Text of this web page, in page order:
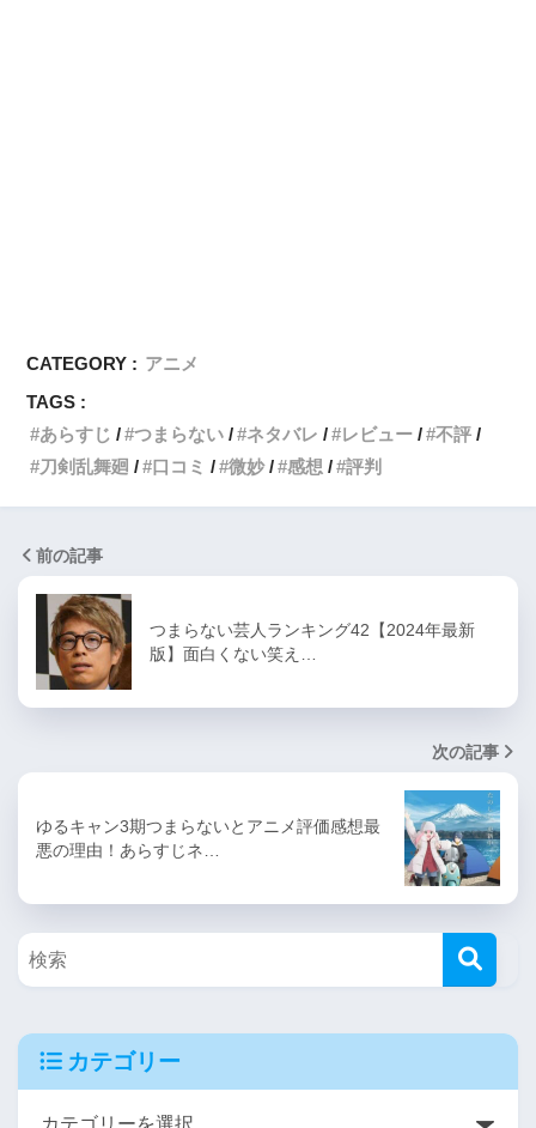
CATEGORY : アニメ
TAGS :
あらすじ
つまらない ネタバレ レビュー
不評
刀剣乱舞廻
口コミ 微妙 感想 評判
前の記事
つまらない芸人ランキング42【2024年最新
版】面白くない笑え…
次の記事
ゆるキャン3期つまらないとアニメ評価感想最
悪の理由！あらすじネ…
カテゴリー